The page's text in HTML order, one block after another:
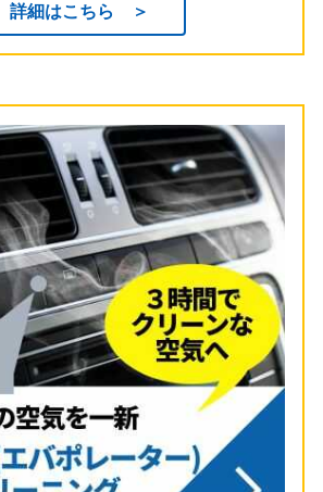
詳細はこちら ＞